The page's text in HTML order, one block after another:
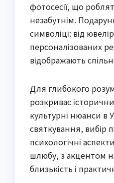
фотосесії, що
незабутнім.
символіці: від
персоналізованих
відображають
Для глибокого
розкриває
культурні нюанси в
святкування, вибір
психологічні
шлюбу, з акцентом
близькість і